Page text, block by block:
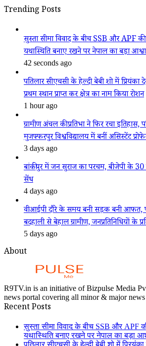
Trending Posts
सुस्ता सीमा विवाद के बीच SSB और APF
यथास्थिति बनाए रखने पर नेपाल का बड़ा
42 seconds ago
पतिलार सीएचसी के हेल्दी बेबी शो में
प्रथम स्थान प्राप्त कर क्षेत्र का नाम किया रोशन
1 hour ago
ग्रामीण अंचल की प्रतिभा ने फिर रचा इतिहास,
मुजफ्फरपुर विश्वविद्यालय में बनीं असिस्टेंट
3 days ago
बांकीपुर में जन सुराज का परचम, बीजेपी के
सेंध
4 days ago
वीआईपी दौरे के समय बनी सड़क बनी आफत,
बदहाली से बेहाल ग्रामीण, जनप्रतिनिधियों के
5 days ago
About
R9TV.in is an initiative of Bizpulse Media
news portal covering all minor & major news
Recent Posts
सुस्ता सीमा विवाद के बीच SSB और APF
यथास्थिति बनाए रखने पर नेपाल का बड़ा
पतिलार सीएचसी के हेल्दी बेबी शो में